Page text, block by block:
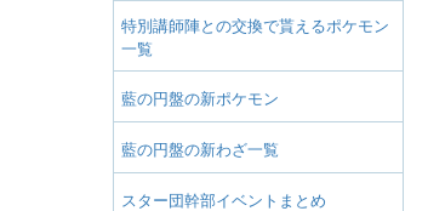
特別講師陣との交換で貰えるポケモン
一覧
藍の円盤の新ポケモン
藍の円盤の新わざ一覧
スター団幹部イベントまとめ